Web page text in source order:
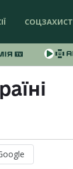
СОЦЗАХИСТ